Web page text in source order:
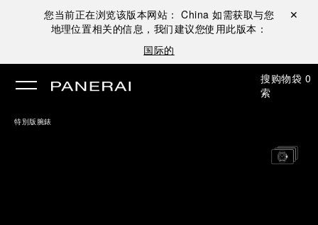
您当前正在浏览该版本网站： China 如需获取与您
地理位置相关的信息，我们建议您使用此版本：
国际的
关闭 ✕
搜
索
购物袋 0
特別版腕錶